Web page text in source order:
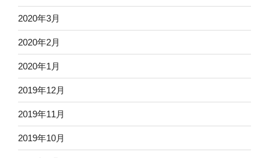
2020年3月
2020年2月
2020年1月
2019年12月
2019年11月
2019年10月